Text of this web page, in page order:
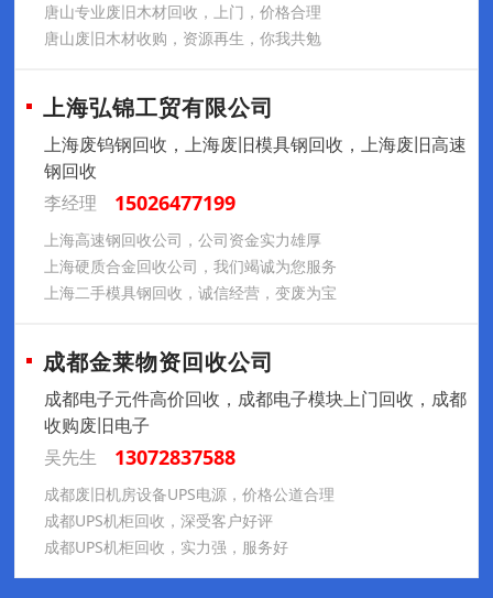
唐山专业废旧木材回收，上门，价格合理
唐山废旧木材收购，资源再生，你我共勉
上海弘锦工贸有限公司
上海废钨钢回收，上海废旧模具钢回收，上海废旧高速
钢回收
李经理
15026477199
上海高速钢回收公司，公司资金实力雄厚
上海硬质合金回收公司，我们竭诚为您服务
上海二手模具钢回收，诚信经营，变废为宝
成都金莱物资回收公司
成都电子元件高价回收，成都电子模块上门回收，成都
收购废旧电子
吴先生
13072837588
成都废旧机房设备UPS电源，价格公道合理
成都UPS机柜回收，深受客户好评
成都UPS机柜回收，实力强，服务好